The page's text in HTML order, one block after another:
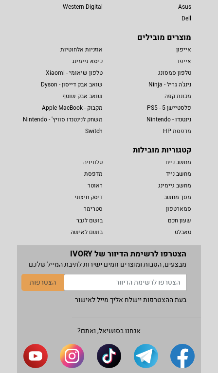
Asus
Dell
Western Digital
מוצרים מובילים
אייפון
אייפד
טלפון סמסונג
נינג'ה גריל - Ninja
מכונת קפה
פלסטיישן 5 - PS5
נינטנדו - Nintendo
מדפסת HP
אוזניות אלחוטיות
כיסא גיימינג
טלפון שיאומי - Xiaomi
שואב אבק דייסון - Dyson
שואב אבק שוטף
מקבוק - Apple MacBook
משחק לנינטנדו סוויץ' - Nintendo
Switch
קטגוריות מובילות
מחשב נייח
מחשב נייד
מחשב גיימינג
מסך מחשב
סמארטפון
שעון חכם
טאבלט
טלוויזיה
מדפסת
ראוטר
דיסק חיצוני
סטרימר
בושם לגבר
בושם לאישה
הצטרפו לרשימת הדיוור של IVORY
מבצעים, הטבות ומוצרים חמים ישירות לתיבת המייל שלכם
הצטרפות
בעת ההצטרפות יישלח אליך מייל לאישור
אנחנו בסושיאל, ואתם?